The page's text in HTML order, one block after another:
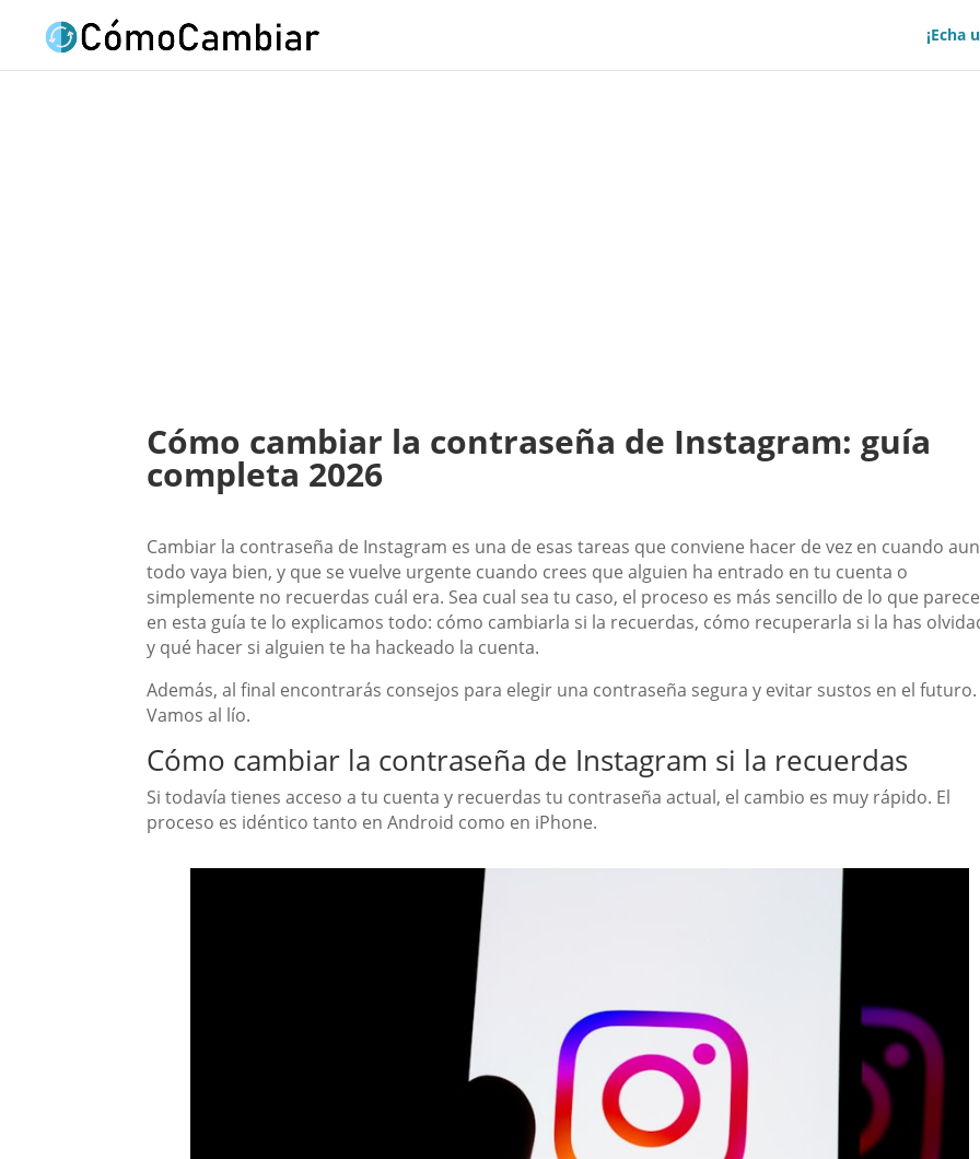
¡Echa
Cómo cambiar la contraseña de Instagram: guía
completa 2026
Cambiar la contraseña de Instagram es una de esas tareas que conviene hacer de vez en cuando
todo vaya bien, y que se vuelve urgente cuando crees que alguien ha entrado en tu cuenta o
simplemente no recuerdas cuál era. Sea cual sea tu caso, el proceso es más sencillo de lo que
en esta guía te lo explicamos todo: cómo cambiarla si la recuerdas, cómo recuperarla si la has
y qué hacer si alguien te ha hackeado la cuenta.
Además, al final encontrarás consejos para elegir una contraseña segura y evitar sustos en el futuro.
Vamos al lío.
Cómo cambiar la contraseña de Instagram si la recuerdas
Si todavía tienes acceso a tu cuenta y recuerdas tu contraseña actual, el cambio es muy rápido. El
proceso es idéntico tanto en Android como en iPhone.